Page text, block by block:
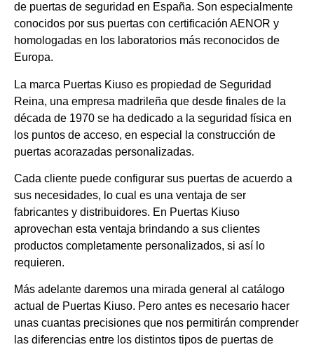
de puertas de seguridad en España. Son especialmente
conocidos por sus puertas con certificación AENOR y
homologadas en los laboratorios más reconocidos de
Europa.
La marca Puertas Kiuso es propiedad de Seguridad
Reina, una empresa madrileña que desde finales de la
década de 1970 se ha dedicado a la seguridad física en
los puntos de acceso, en especial la construcción de
puertas acorazadas personalizadas.
Cada cliente puede configurar sus puertas de acuerdo a
sus necesidades, lo cual es una ventaja de ser
fabricantes y distribuidores. En Puertas Kiuso
aprovechan esta ventaja brindando a sus clientes
productos completamente personalizados, si así lo
requieren.
Más adelante daremos una mirada general al catálogo
actual de Puertas Kiuso. Pero antes es necesario hacer
unas cuantas precisiones que nos permitirán comprender
las diferencias entre los distintos tipos de puertas de